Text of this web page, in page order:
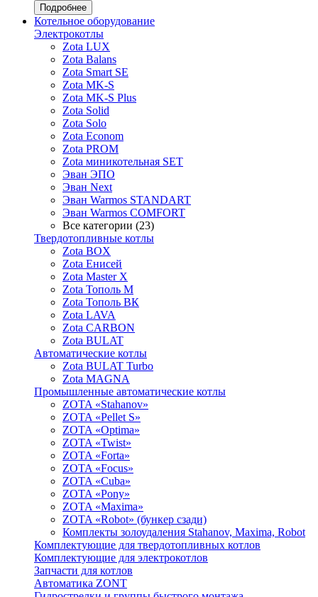
Подробнее
Котельное оборудование
Электрокотлы
Zota LUX
Zota Balans
Zota Smart SE
Zota MK-S
Zota MK-S Plus
Zota Solid
Zota Solo
Zota Econom
Zota PROM
Zota миникотельная SET
Эван ЭПО
Эван Next
Эван Warmos STANDART
Эван Warmos COMFORT
Все категории (23)
Твердотопливные котлы
Zota BOX
Zota Енисей
Zota Master X
Zota Тополь М
Zota Тополь ВК
Zota LAVA
Zota CARBON
Zota BULAT
Автоматические котлы
Zota BULAT Turbo
Zota MAGNA
Промышленные автоматические котлы
ZOTA «Stahanov»
ZOTA «Pellet S»
ZOTA «Optima»
ZOTA «Twist»
ZOTA «Forta»
ZOTA «Focus»
ZOTA «Cuba»
ZOTA «Pony»
ZOTA «Maxima»
ZOTA «Robot» (бункер сзади)
Комплекты золоудаления Stahanov, Maxima, Robot
Комплектующие для твердотопливных котлов
Комплектующие для электрокотлов
Запчасти для котлов
Автоматика ZONT